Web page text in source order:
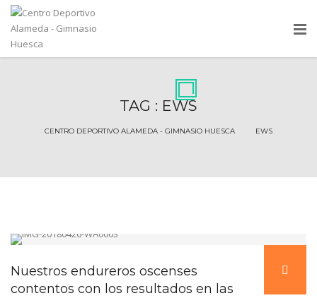
TAG : EWS
CENTRO DEPORTIVO ALAMEDA - GIMNASIO HUESCA
Nuestros endureros oscenses
contentos con los resultados en las